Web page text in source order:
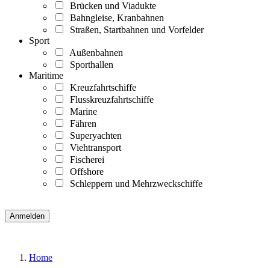
Brücken und Viadukte
Bahngleise, Kranbahnen
Straßen, Startbahnen und Vorfelder
Sport
Außenbahnen
Sporthallen
Maritime
Kreuzfahrtschiffe
Flusskreuzfahrtschiffe
Marine
Fähren
Superyachten
Viehtransport
Fischerei
Offshore
Schleppern und Mehrzweckschiffe
Home